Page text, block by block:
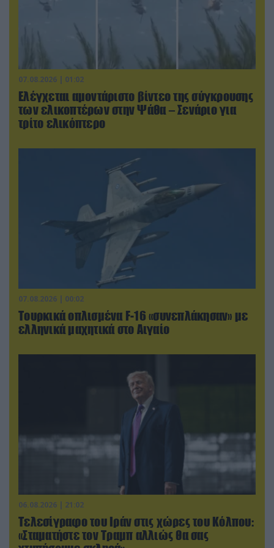
07.08.2026 | 01:02
Ελέγχεται αμοντάριστο βίντεο της σύγκρουσης
των ελικοπτέρων στην Ψάθα – Σενάριο για
τρίτο ελικόπτερο
07.08.2026 | 00:02
Τουρκικά οπλισμένα F-16 «συνεπλάκησαν» με
ελληνικά μαχητικά στο Αιγαίο
06.08.2026 | 21:02
Τελεσίγραφο του Ιράν στις χώρες του Κόλπου:
«Σταματήστε τον Τραμπ αλλιώς θα σας